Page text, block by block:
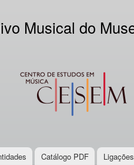
Musical do
CESEM
Catálogo PDF